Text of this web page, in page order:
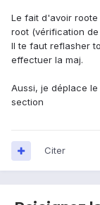
Le fait d'avoir roote
root (vérification
Il te faut reflasher
effectuer la maj.
Aussi, je déplace
section
Citer